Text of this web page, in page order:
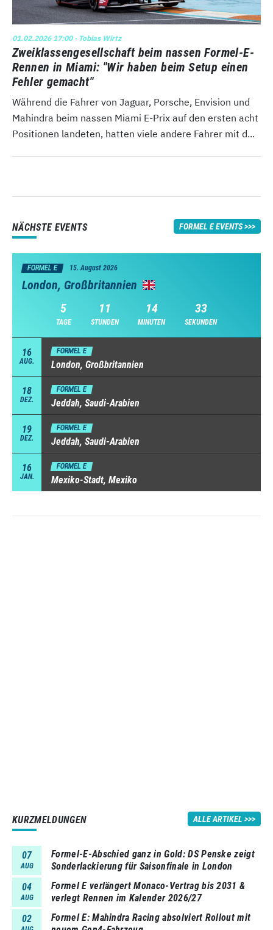
01.02.2026 17:00· Tobias Wirtz
Zweiklassengesellschaft beim nassen Formel-E-
Rennen in Miami: "Wir haben beim Setup einen
Fehler gemacht"
Während die Fahrer von Jaguar, Porsche, Envision und
Mahindra beim nassen Miami E-Prix auf den ersten acht
Positionen landeten, hatten viele andere Fahrer mit d...
NÄCHSTE EVENTS FORMEL E EVENTS
FORMEL E 15. August 2026
London, Großbritannien
5
TAGE
11
STUNDEN
14
MINUTEN
31
SEKUNDEN
16
AUG.
FORMEL E
London, Großbritannien
18
DEZ.
FORMEL E
Jeddah, Saudi-Arabien
19
DEZ.
FORMEL E
Jeddah, Saudi-Arabien
16
JAN.
FORMEL E
Mexiko-Stadt, Mexiko
KURZMELDUNGEN ALLE ARTIKEL
07
AUG
Formel-E-Abschied ganz in Gold: DS Penske zeigt
Sonderlackierung für Saisonfinale in London
04
AUG
Formel E verlängert Monaco-Vertrag bis 2031 &
verlegt Rennen im Kalender 2026/27
02
Formel E: Mahindra Racing absolviert Rollout mit